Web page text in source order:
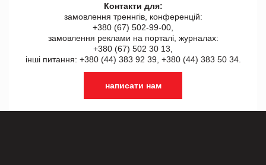
Контакти для:
замовлення треннгів, конференцій:
+380 (67) 502-99-00,
замовлення реклами на порталі, журналах:
+380 (67) 502 30 13,
інші питання: +380 (44) 383 92 39, +380 (44) 383 50 34.
написати нам